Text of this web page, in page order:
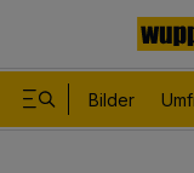
Bilder